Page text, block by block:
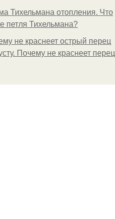
Тихельмана отопления. Что
петля Тихельмана?
не краснеет острый перец
Почему не краснеет перец